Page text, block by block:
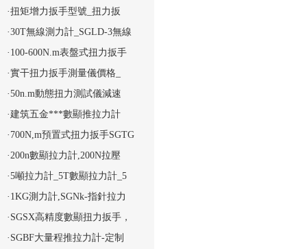
·扭矩增力扳手型號_扭力扳
·30T無線測力計_SGLD-3無線
·100-600N.m表盤式扭力扳手
·實干扭力扳手測量儀價格_
·50n.m動態扭力測試儀減速
·建筑五金***數顯推拉力計
·700N,m預置式扭力扳手SGTG
·200n數顯拉力計,200N拉壓
·5噸拉力計_5T數顯拉力計_5
·1KG測力計,SGNk-指針拉力
·SGSX高精度數顯扭力扳手，
·SGBF大量程推拉力計-定制